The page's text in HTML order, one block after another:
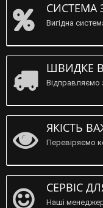
СИСТЕМА
Вигідна
ШВИДКЕ
Відправляємо
ЯКІСТЬ
Перевіряємо
СЕРВІС
Наші